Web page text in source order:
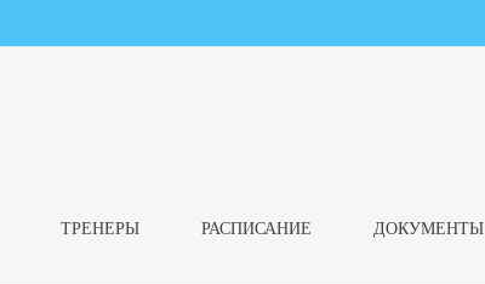
ТРЕНЕРЫ РАСПИСАНИЕ ДОКУМЕНТЫ